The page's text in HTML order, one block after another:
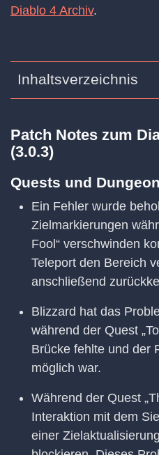
Diablo 4 Archiv.
Inhaltsverzeichnis
Patch Notes zum
(3.0.3)
Quests und
Ein Fehler wurde
Zielmarkierungen
Fool“ verschwinden
Teleport den Bereich
anschließend
Blizzard hat das
während der Quest
Brücke fehlte und der
möglich war.
Während der Quest
Interaktion mit dem
einer